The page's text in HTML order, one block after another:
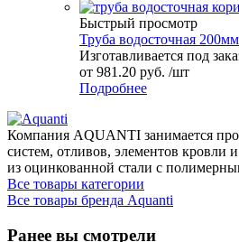
Быстрый просмотр
Труба водосточная 200мм
Изготавливается под
от 981.20 руб. /шт
Подробнее
Компания AQUANTI занимается
систем, отливов, элементов кровли и
из оцинкованной стали с
Все товары категории
Все товары бренда Aquanti
Ранее вы смотрели